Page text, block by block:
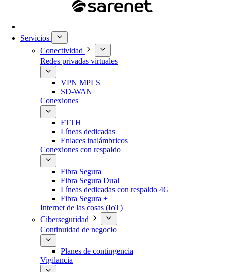
Servicios
Conectividad
Redes privadas virtuales
VPN MPLS
SD-WAN
Conexiones
FTTH
Líneas dedicadas
Enlaces inalámbricos
Conexiones con respaldo
Fibra Segura
Fibra Segura Dual
Líneas dedicadas con respaldo 4G
Fibra Segura +
Internet de las cosas (IoT)
Ciberseguridad
Continuidad de negocio
Planes de contingencia
Vigilancia